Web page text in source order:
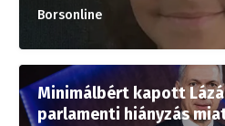
Borsonline
Minimálbért kapott
parlamenti hiányzás